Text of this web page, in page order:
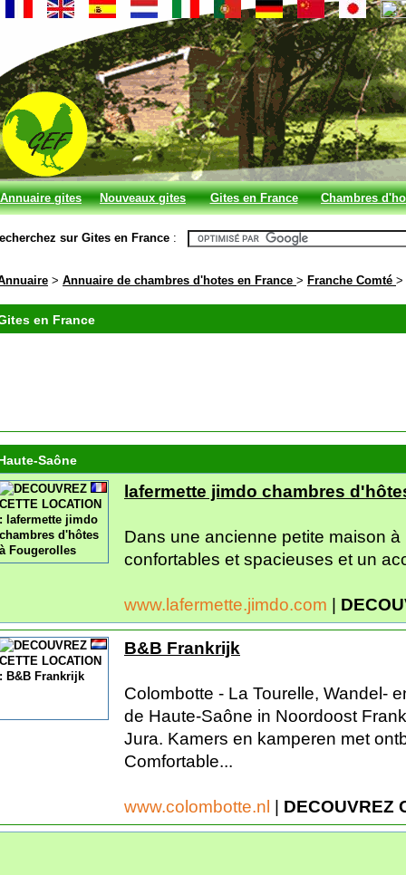
Annuaire gites Nouveaux gites
et chambres
Gites en France Chambres
en France
sur Gites en France :
> Annuaire de chambres d'hotes en France > Franche Comté >
en France
Saône
lafermette jimdo chambres
Dans une ancienne petite maison
confortables et spacieuses et un
www.lafermette.jimdo.com |
B&B Frankrijk
Colombotte - La Tourelle, Wandel-
de Haute-Saône in Noordoost
Jura. Kamers en kamperen met
Comfortable...
www.colombotte.nl | DECOUVREZ